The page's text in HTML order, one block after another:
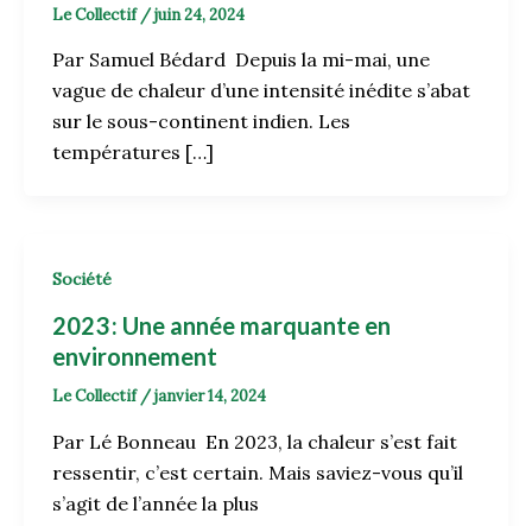
Le Collectif /juin 24, 2024
Par Samuel Bédard Depuis la mi-mai, une
vague de chaleur d’une intensité inédite s’abat
sur le sous-continent indien. Les
températures […]
Société
2023 : Une année marquante en
environnement
Le Collectif /janvier 14, 2024
Par Lé Bonneau En 2023, la chaleur s’est fait
ressentir, c’est certain. Mais saviez-vous qu’il
s’agit de l’année la plus